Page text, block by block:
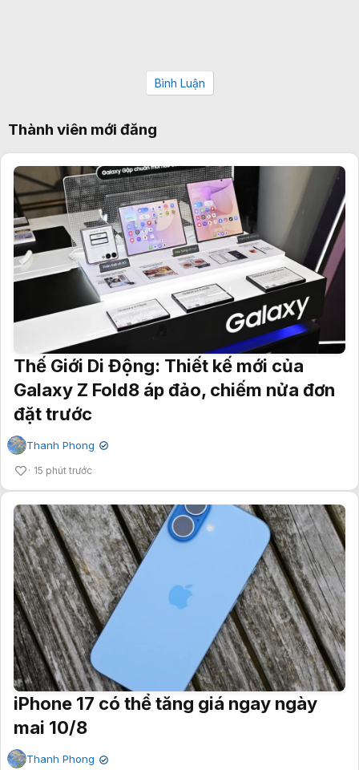
Bình Luận
Thành viên mới đăng
Thế Giới Di Động: Thiết kế mới của
Galaxy Z Fold8 áp đảo, chiếm nửa đơn
đặt trước
Thanh Phong ✔
15 phút trước
iPhone 17 có thể tăng giá ngay ngày
mai 10/8
Thanh Phong ✔